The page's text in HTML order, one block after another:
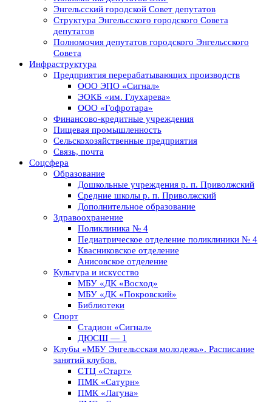
Энгельсский городской Совет депутатов
Структура Энгельсского городского Совета
депутатов
Полномочия депутатов городского Энгельсского
Совета
Инфраструктура
Предприятия перерабатывающих производств
ООО ЭПО «Сигнал»
ЭОКБ «им. Глухарева»
ООО «Гофротара»
Финансово-кредитные учреждения
Пищевая промышленность
Сельскохозяйственные предприятия
Связь, почта
Соцсфера
Образование
Дошкольные учреждения р. п. Приволжский
Средние школы р. п. Приволжский
Дополнительное образование
Здравоохранение
Поликлиника № 4
Педиатрическое отделение поликлиники № 4
Квасниковское отделение
Анисовское отделение
Культура и искусство
МБУ «ДК «Восход»
МБУ «ДК «Покровский»
Библиотеки
Спорт
Стадион «Сигнал»
ДЮСШ — 1
Клубы «МБУ Энгельсская молодежь». Расписание
занятий клубов.
СТЦ «Старт»
ПМК «Сатурн»
ПМК «Лагуна»